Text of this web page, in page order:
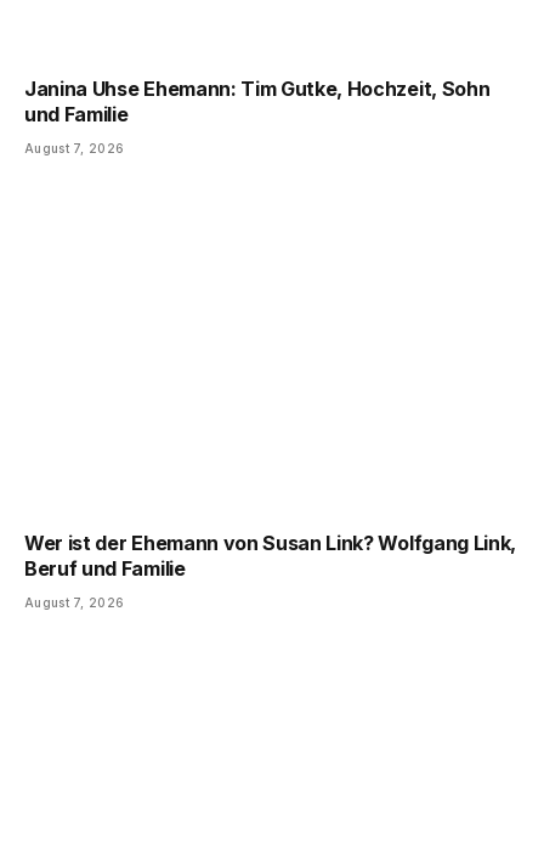
Janina Uhse Ehemann: Tim Gutke, Hochzeit, Sohn
und Familie
August 7, 2026
Wer ist der Ehemann von Susan Link? Wolfgang Link,
Beruf und Familie
August 7, 2026